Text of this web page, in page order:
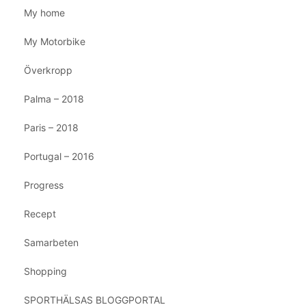
My home
My Motorbike
Överkropp
Palma – 2018
Paris – 2018
Portugal – 2016
Progress
Recept
Samarbeten
Shopping
SPORTHÄLSAS BLOGGPORTAL